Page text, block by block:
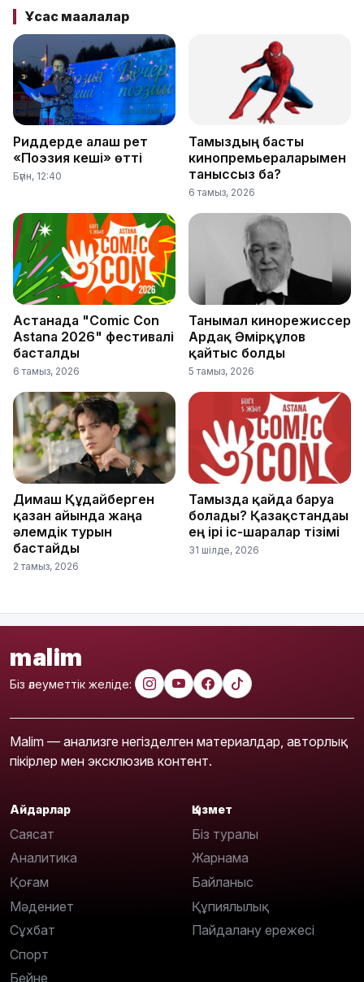
Ұқсас мақалалар
Риддерде алғаш рет
«Поэзия кеші» өтті
Бүгін, 12:40
Тамыздың басты
кинопремьераларымен
таныссыз ба?
6 тамыз, 2026
Астанада "Comic Con
Astana 2026" фестивалі
басталды
6 тамыз, 2026
Танымал кинорежиссер
Ардақ Әмірқұлов
қайтыс болды
5 тамыз, 2026
Димаш Құдайберген
қазан айында жаңа
әлемдік турын
бастайды
2 тамыз, 2026
Тамызда қайда баруға
болады? Қазақстандағы
ең ірі іс-шаралар тізімі
31 шілде, 2026
malim
Біз әлеуметтік желіде:
Malim — анализге негізделген материалдар, авторлық
пікірлер мен эксклюзив контент.
Айдарлар
Саясат
Аналитика
Қоғам
Мәдениет
Сұхбат
Спорт
Бейне
Қызмет
Біз туралы
Жарнама
Байланыс
Құпиялылық
Пайдалану ережесі